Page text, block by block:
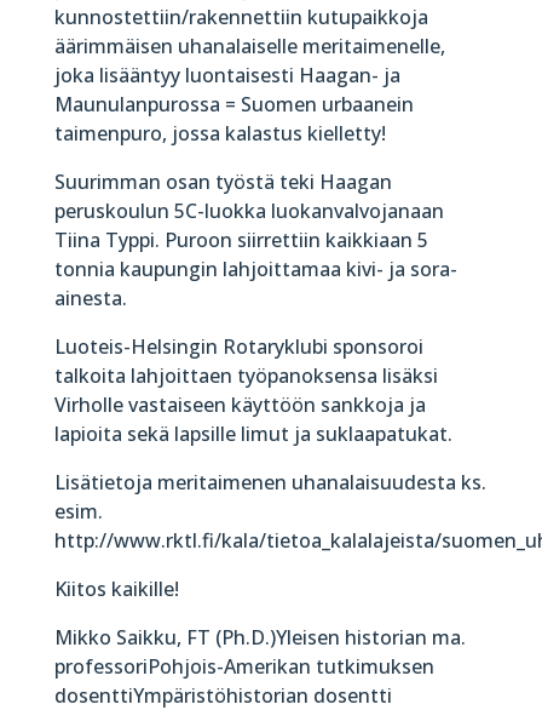
kunnostettiin/rakennettiin kutupaikkoja
äärimmäisen uhanalaiselle meritaimenelle,
joka lisääntyy luontaisesti Haagan- ja
Maunulanpurossa = Suomen urbaanein
taimenpuro, jossa kalastus kielletty!
Suurimman osan työstä teki Haagan
peruskoulun 5C-luokka luokanvalvojanaan
Tiina Typpi. Puroon siirrettiin kaikkiaan 5
tonnia kaupungin lahjoittamaa kivi- ja sora-
ainesta.
Luoteis-Helsingin Rotaryklubi sponsoroi
talkoita lahjoittaen työpanoksensa lisäksi
Virholle vastaiseen käyttöön sankkoja ja
lapioita sekä lapsille limut ja suklaapatukat.
Lisätietoja meritaimenen uhanalaisuudesta ks.
esim.
http://www.rktl.fi/kala/tietoa_kalalajeista/
Kiitos kaikille!
Mikko Saikku, FT (Ph.D.)Yleisen historian ma.
professoriPohjois-Amerikan tutkimuksen
dosenttiYmpäristöhistorian dosentti